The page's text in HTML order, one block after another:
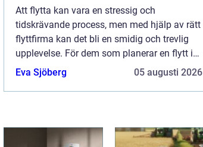
Att flytta kan vara en stressig och
tidskrävande process, men med hjälp av rätt
flyttfirma kan det bli en smidig och trevlig
upplevelse. För dem som planerar en flytt i
eller till Trollhättan, är det viktigt att hitta
Eva Sjöberg 05 augusti 2026